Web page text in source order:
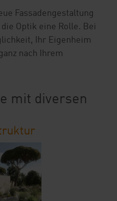
Fassadengestaltung
Optik eine Rolle. Bei
Ihr Eigenheim
nach Ihrem
mit diversen